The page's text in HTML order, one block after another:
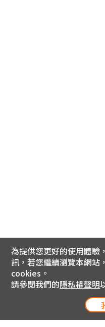
為提供您更好的使用體驗
訊，若您繼續瀏覽本網站
cookies。
請參閱我們的隱私權聲明